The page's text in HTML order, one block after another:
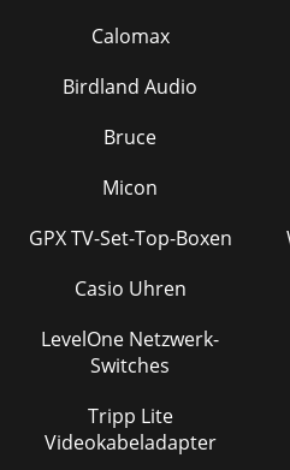
Calomax
Birdland Audio
Bruce
Micon
GPX TV-Set-Top-Boxen
Casio Uhren
LevelOne Netzwerk-
Switches
Tripp Lite
Videokabeladapter